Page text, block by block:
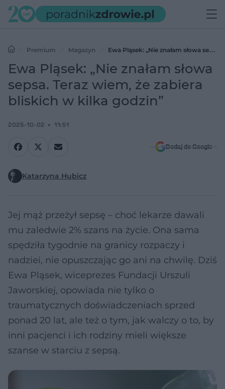
Premium Magazyn
Ewa Pląsek: „Nie znałam słowa sepsa.
Teraz wiem, że zabiera bliskich w kilka godzin”
Ewa Pląsek: „Nie znałam słowa
sepsa. Teraz wiem, że zabiera
bliskich w kilka godzin”
2025-10-02 11:51
Dodaj do Google
Katarzyna Hubicz
Jej mąż przeżył sepsę – choć lekarze dawali
mu zaledwie 2% szans na życie. Ona sama
spędziła tygodnie na granicy rozpaczy i
nadziei, nie opuszczając go ani na chwilę. Dziś
Ewa Pląsek, wiceprezes Fundacji Urszuli
Jaworskiej, opowiada nie tylko o
traumatycznych doświadczeniach sprzed
ponad 20 lat, ale też o tym, jak walczy o to, by
inni pacjenci i ich rodziny mieli większe
szanse w starciu z sepsą.